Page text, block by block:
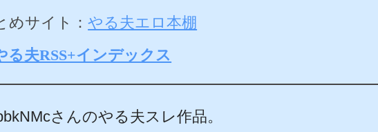
めサイト：やる夫エロ本棚
る夫RSS+インデックス
さんのやる夫スレ作品。